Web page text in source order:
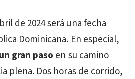
de 2024 será una fecha
Dominicana. En especial,
gran paso en su camino
plena. Dos horas de corrido,